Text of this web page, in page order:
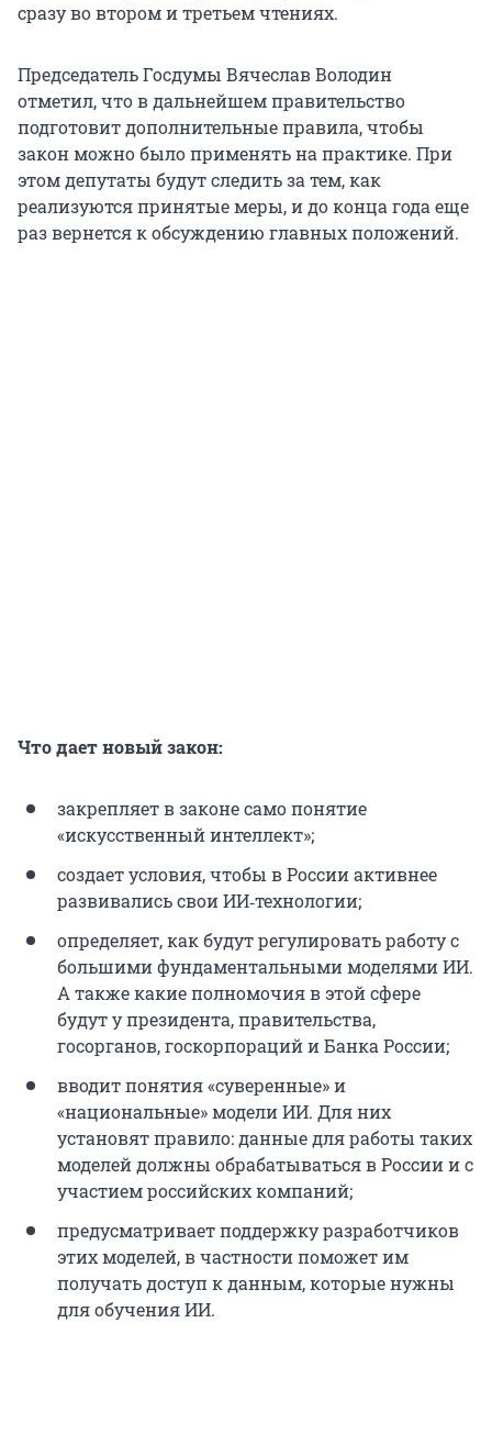
сразу во втором и третьем чтениях.
Председатель Госдумы Вячеслав Володин
отметил, что в дальнейшем правительство
подготовит дополнительные правила, чтобы
закон можно было применять на практике. При
этом депутаты будут следить за тем, как
реализуются принятые меры, и до конца года еще
раз вернется к обсуждению главных положений.
Что дает новый закон:
закрепляет в законе само понятие
«искусственный интеллект»;
создает условия, чтобы в России активнее
развивались свои ИИ‑технологии;
определяет, как будут регулировать работу с
большими фундаментальными моделями ИИ.
А также какие полномочия в этой сфере
будут у президента, правительства,
госорганов, госкорпораций и Банка России;
вводит понятия «суверенные» и
«национальные» модели ИИ. Для них
установят правило: данные для работы таких
моделей должны обрабатываться в России и с
участием российских компаний;
предусматривает поддержку разработчиков
этих моделей, в частности поможет им
получать доступ к данным, которые нужны
для обучения ИИ.